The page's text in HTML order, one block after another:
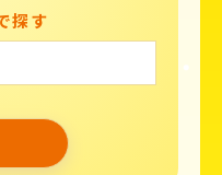
探す